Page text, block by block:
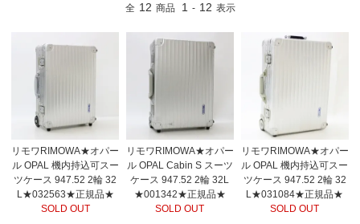
全 12 商品 1 - 12 表示
リモワRIMOWA★オパー
ル OPAL 機内持込可スー
ツケース 947.52 2輪 32
L★032563★正規品★
SOLD OUT
リモワRIMOWA★オパー
ル OPAL Cabin S スーツ
ケース 947.52 2輪 32L
★001342★正規品★
SOLD OUT
リモワRIMOWA★オパー
ル OPAL 機内持込可スー
ツケース 947.52 2輪 32
L★031084★正規品★
SOLD OUT